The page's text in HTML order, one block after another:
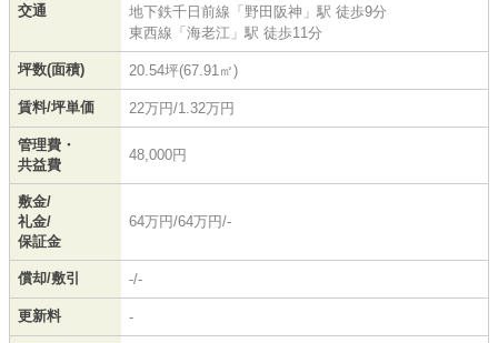
交通
地下鉄千日前線 「野田阪神 」駅 徒歩9分
東西線 「海老江 」駅 徒歩11分
坪数(面積) 20.54坪(67.91㎡)
賃料/坪単価 22万円/1.32万円
管理費・
共益費
48,000円
敷金/
礼金/
保証金
64万円/64万円/-
償却/敷引 -/-
更新料 -